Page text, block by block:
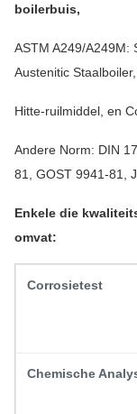
boilerbuis,
ASTM A249/A249M:
Austenitic
Hitte-ruilmiddel, en
Andere Norm: DIN
81, GOST 9941-81,
Enkele die
omvat:
Corrosietest
Chemische